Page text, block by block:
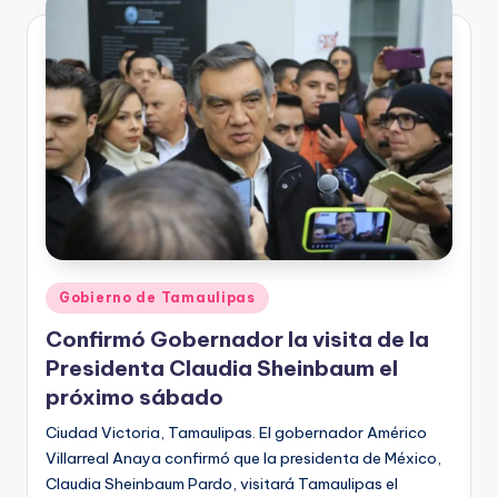
Publicado
en
Gobierno de Tamaulipas
Confirmó Gobernador la visita de la
Presidenta Claudia Sheinbaum el
próximo sábado
Ciudad Victoria, Tamaulipas. El gobernador Américo
Villarreal Anaya confirmó que la presidenta de México,
Claudia Sheinbaum Pardo, visitará Tamaulipas el